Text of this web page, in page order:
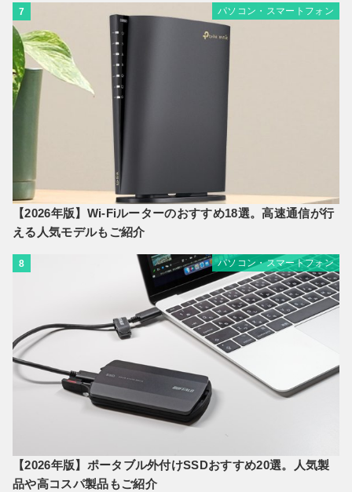
7 パソコン・スマートフォン
【2026年版】Wi-Fiルーターのおすすめ18選。高速通信が行
える人気モデルもご紹介
8 パソコン・スマートフォン
【2026年版】ポータブル外付けSSDおすすめ20選。人気製
品や高コスパ製品もご紹介